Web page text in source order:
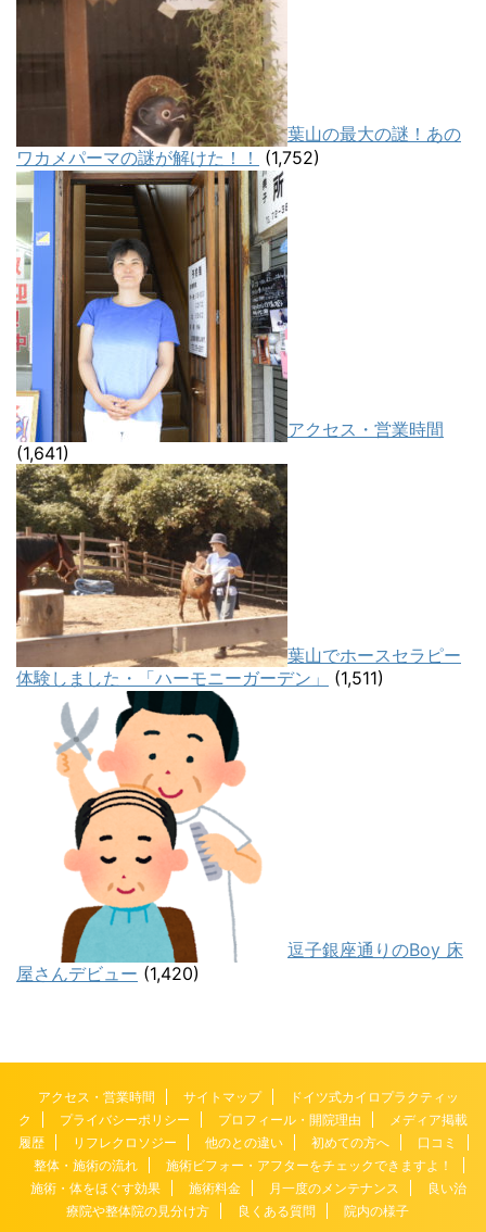
葉山の最大の謎！あの
ワカメパーマの謎が解けた！！
(1,752)
アクセス・営業時間
(1,641)
葉山でホースセラピー
体験しました・「ハーモニーガーデン」
(1,511)
逗子銀座通りのBoy 床
屋さんデビュー (1,420)
アクセス・営業時間 サイトマップ
ドイツ式カイロプラクティッ
ク
プライバシーポリシー プロフィール・開院理由
メディア掲載
履歴
リフレクロソジー 他のとの違い 初めての方へ
口コミ
整体・施術の流れ
施術ビフォー・アフターをチェックできますよ！
施術・体をほぐす効果
施術料金 月一度のメンテナンス
良い治
療院や整体院の見分け方
良くある質問 院内の様子